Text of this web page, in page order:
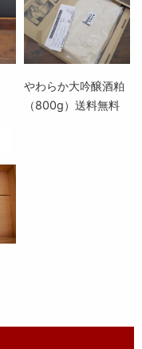
やわらか大吟醸酒粕
（800g）送料無料